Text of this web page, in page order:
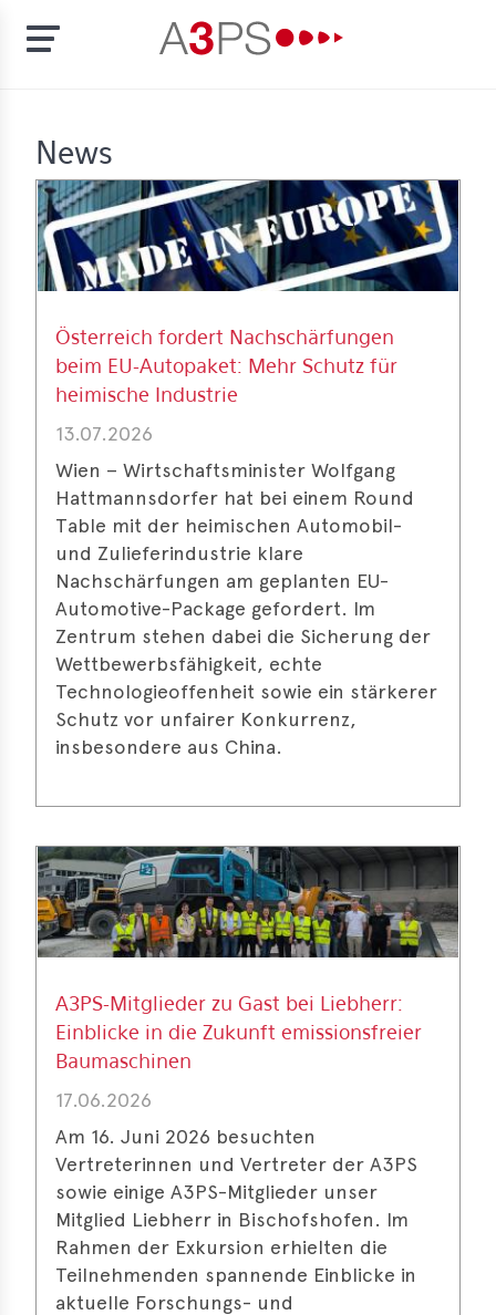
content
News
Österreich fordert Nachschärfungen
beim EU-Autopaket: Mehr Schutz für
heimische Industrie
13.07.2026
Wien – Wirtschaftsminister Wolfgang
Hattmannsdorfer hat bei einem Round
Table mit der heimischen Automobil-
und Zulieferindustrie klare
Nachschärfungen am geplanten EU-
Automotive-Package gefordert. Im
Zentrum stehen dabei die Sicherung der
Wettbewerbsfähigkeit, echte
Technologieoffenheit sowie ein stärkerer
Schutz vor unfairer Konkurrenz,
insbesondere aus China.
A3PS-Mitglieder zu Gast bei Liebherr:
Einblicke in die Zukunft emissionsfreier
Baumaschinen
17.06.2026
Am 16. Juni 2026 besuchten
Vertreterinnen und Vertreter der A3PS
sowie einige A3PS-Mitglieder unser
Mitglied Liebherr in Bischofshofen. Im
Rahmen der Exkursion erhielten die
Teilnehmenden spannende Einblicke in
aktuelle Forschungs- und